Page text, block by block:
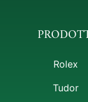
Rolex
Tudor